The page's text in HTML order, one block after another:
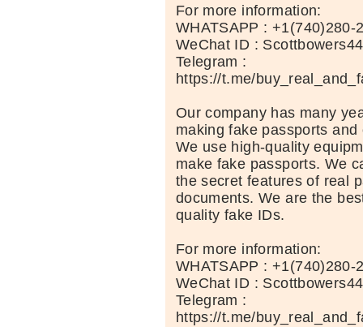
For more information:
WHATSAPP : +1(740)280-
WeChat ID : Scottbowers44
Telegram :
https://t.me/
Our company has many
making fake passports
We use high-quality
make fake passports. We
the secret features of real
documents. We are the
quality fake IDs.
For more information:
WHATSAPP : +1(740)280-
WeChat ID : Scottbowers44
Telegram :
https://t.me/